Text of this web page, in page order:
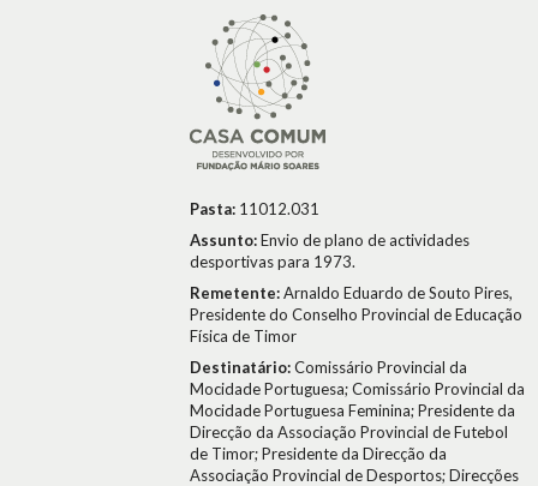
Pasta: 11012.031
Assunto:Envio de plano de actividades
desportivas para 1973.
Remetente:Arnaldo Eduardo de Souto Pires,
Presidente do Conselho Provincial de Educação
Física de Timor
Destinatário:Comissário Provincial da
Mocidade Portuguesa; Comissário Provincial da
Mocidade Portuguesa Feminina; Presidente da
Direcção da Associação Provincial de Futebol
de Timor; Presidente da Direcção da
Associação Provincial de Desportos; Direcções